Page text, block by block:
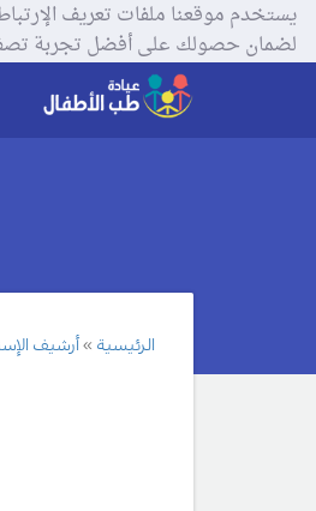
لضمان حصولك على أفضل تجربة
الرئيسية أرشيف